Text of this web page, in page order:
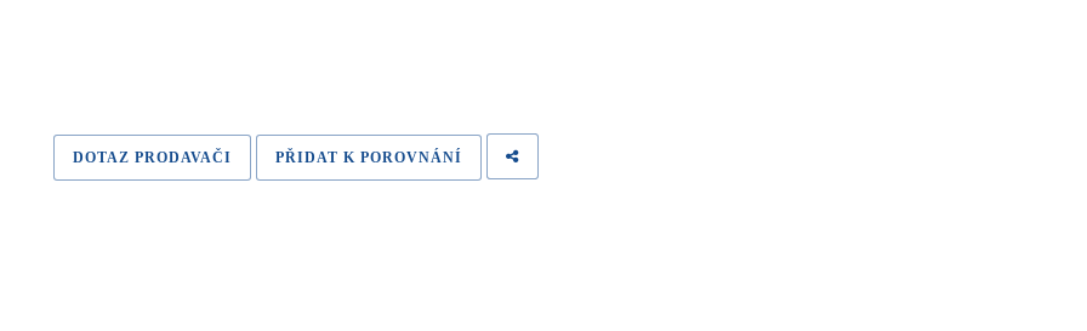
DOTAZ PRODAVAČI PŘIDAT K POROVNÁNÍ